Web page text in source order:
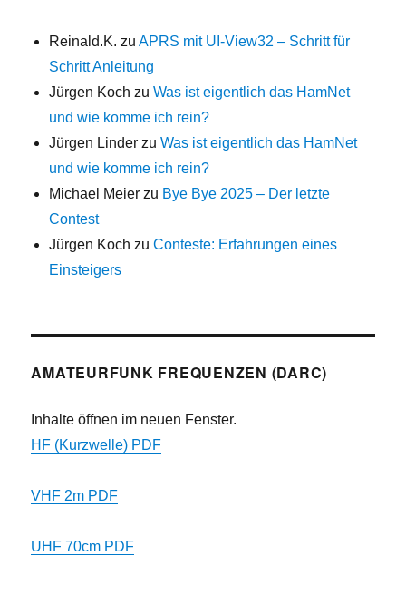
Reinald.K. zuAPRS mit UI-View32 – Schritt für
Schritt Anleitung
Jürgen Koch zuWas ist eigentlich das HamNet
und wie komme ich rein?
Jürgen Linder zuWas ist eigentlich das HamNet
und wie komme ich rein?
Michael Meier zu Bye Bye 2025 – Der letzte
Contest
Jürgen Koch zuConteste: Erfahrungen eines
Einsteigers
AMATEURFUNK FREQUENZEN (DARC)
Inhalte öffnen im neuen Fenster.
HF (Kurzwelle) PDF
VHF 2m PDF
UHF 70cm PDF